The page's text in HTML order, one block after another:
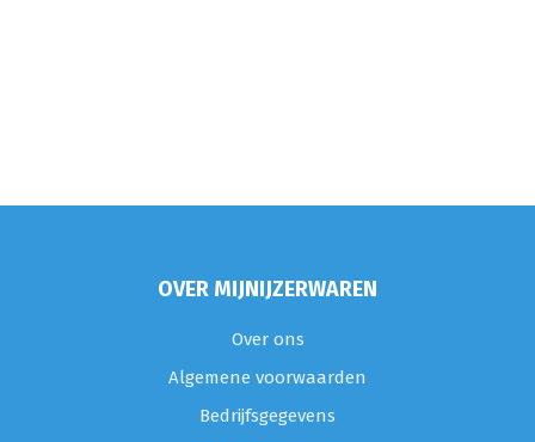
OVER MIJNIJZERWAREN
Over ons
Algemene voorwaarden
Bedrijfsgegevens